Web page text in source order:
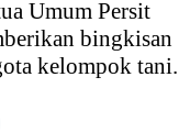
Umum Persit
bingkisan
kelompok tani.